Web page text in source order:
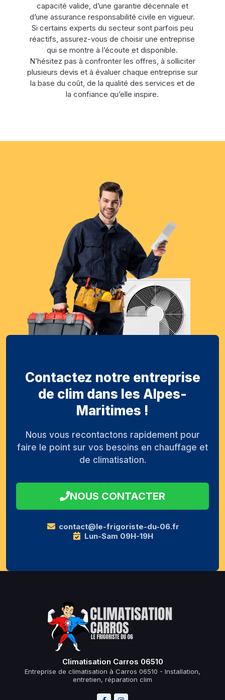
capacité valide, d’une garantie décennale et
d’une assurance responsabilité civile en vigueur.
Si certains experts du secteur sont parfois peu
réactifs, assurez-vous de choisir une entreprise
qui se montre à l’écoute et disponible.
N’hésitez pas à confronter les offres, à solliciter
plusieurs devis et à évaluer chaque entreprise sur
la base du coût, de la qualité des services et de
la confiance qu’elle inspire.
Contactez notre entreprise
de clim dans les Alpes-
Maritimes !
Nous vous recontactons rapidement pour
faire le point sur vos besoins en chauffage et
de climatisation.
NOUS CONTACTER
contact@le-frigoriste-du-06.fr
Lun-Sam 09H-19H
Climatisation Carros 06510
Entreprise de climatisation à Carros 06510 - Installation,
entretien, réparation clim